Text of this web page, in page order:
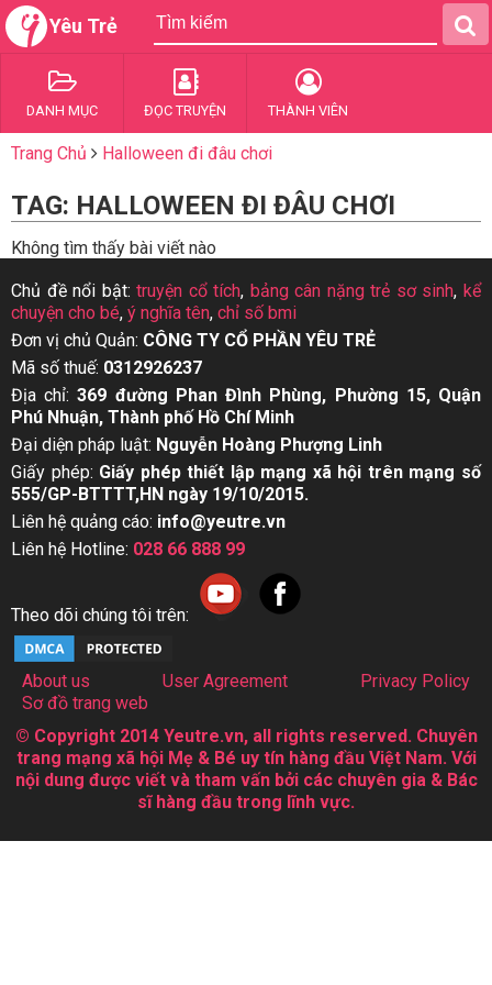
Yêu Trẻ
DANH MỤC ĐỌC TRUYỆN THÀNH VIÊN
Trang Chủ Halloween đi đâu chơi
TAG: HALLOWEEN ĐI ĐÂU CHƠI
Không tìm thấy bài viết nào
Chủ đề nổi bật:truyện cổ tích, bảng cân nặng trẻ sơ sinh,kể
chuyện cho bé, ý nghĩa tên, chỉ số bmi
Đơn vị chủ Quản: CÔNG TY CỔ PHẦN YÊU TRẺ
Mã số thuế: 0312926237
Địa chỉ:369 đường Phan Đình Phùng, Phường 15, Quận
Phú Nhuận, Thành phố Hồ Chí Minh
Đại diện pháp luật: Nguyễn Hoàng Phượng Linh
Giấy phép: Giấy phép thiết lập mạng xã hội trên mạng số
555/GP-BTTTT,HN ngày 19/10/2015.
Liên hệ quảng cáo: info@yeutre.vn
Liên hệ Hotline: 028 66 888 99
Theo dõi chúng tôi trên:
About us User Agreement
Privacy Policy
Sơ đồ trang web
© Copyright 2014 Yeutre.vn, all rights reserved. Chuyên
trang mạng xã hội Mẹ & Bé uy tín hàng đầu Việt Nam. Với
nội dung được viết và tham vấn bởi các chuyên gia & Bác
sĩ hàng đầu trong lĩnh vực.